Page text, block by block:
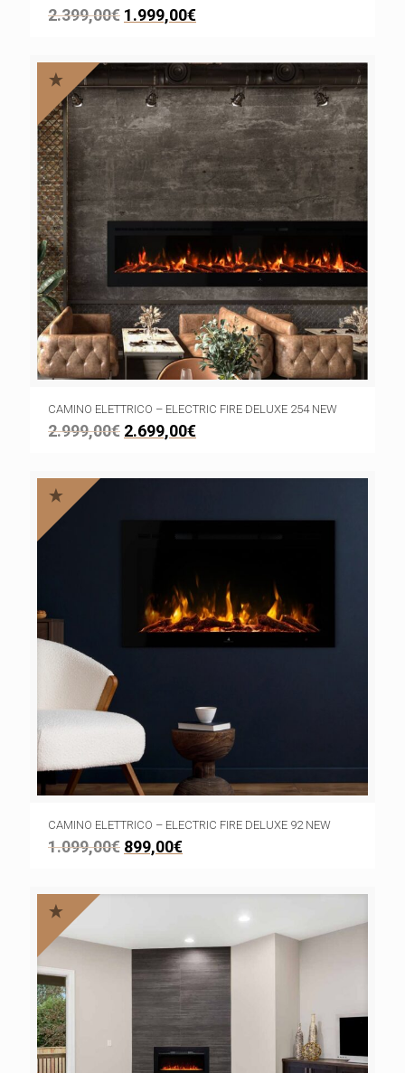
2.399,00€ 1.999,00€
CAMINO ELETTRICO – ELECTRIC FIRE DELUXE 254 NEW
2.999,00€ 2.699,00€
CAMINO ELETTRICO – ELECTRIC FIRE DELUXE 92 NEW
1.099,00€ 899,00€